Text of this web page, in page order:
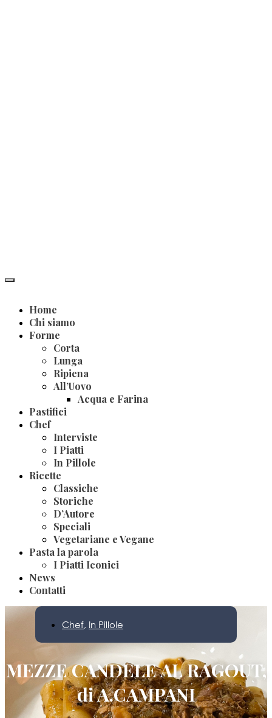
Home
Chi siamo
Forme
Corta
Lunga
Ripiena
All’Uovo
Acqua e Farina
Pastifici
Chef
Interviste
I Piatti
In Pillole
Ricette
Classiche
Storiche
D’Autore
Speciali
Vegetariane e Vegane
Pasta la parola
I Piatti Iconici
News
Contatti
Chef, In Pillole
MEZZE CANDELE AL RAGOUT,
di A.CAMPANI